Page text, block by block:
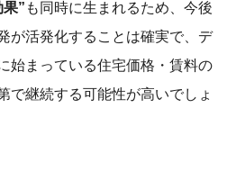
果” も同時に生まれるため、今後
が活発化することは確実で、デ
始まっている住宅価格・賃料の
で継続する可能性が高いでしょ